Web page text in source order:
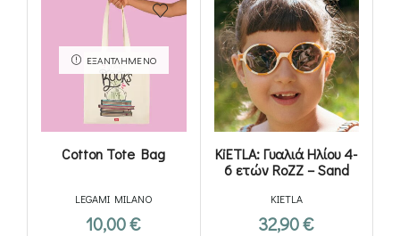
ΕΞΑΝΤΛΗΜΈΝΟ
Cotton Tote Bag
LEGAMI MILANO
10,00€
KiETLA: Γυαλιά Ηλίου 4-
6 ετών RoZZ – Sand
KIETLA
32,90€